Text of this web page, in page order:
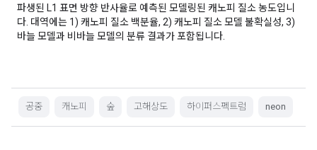
파생된 L1 표면 방향 반사율로 예측된 모델링된 캐노피 질소 농도입니
다. 대역에는 1) 캐노피 질소 백분율, 2) 캐노피 질소 모델 불확실성, 3)
바늘 모델과 비바늘 모델의 분류 결과가 포함됩니다.
공중 캐노피 숲 고해상도 하이퍼스펙트럼 neon